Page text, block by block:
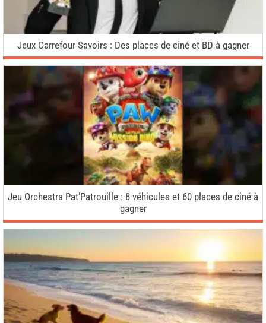
Jeux Carrefour Savoirs : Des places de ciné et BD à gagner
Jeu Orchestra Pat’Patrouille : 8 véhicules et 60 places de ciné à
gagner